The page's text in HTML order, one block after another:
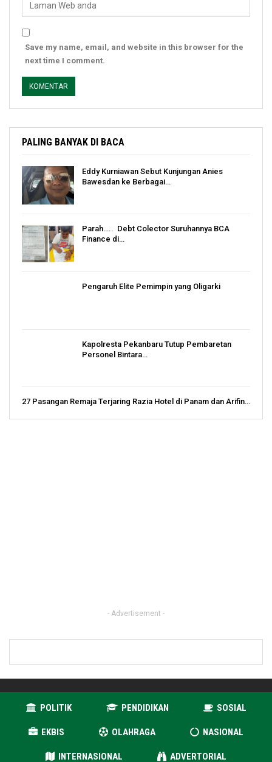
Save my name, email, and website in this browser for the
next time I comment.
PALING BANYAK DI BACA
Eddy Kurniawan Sebut Kunjungan Anies
Bawesdan ke Berbagai…
Parah….. Debt Colector Suruhannya BCA
Finance di…
Pengaruh Elite Pemimpin yang Oligarki
Kapolresta Pekanbaru Tutup Pembaretan
Personel Bintara…
27 Pasangan Remaja Terjaring Razia Hotel di Panam dan Arifin…
- Advertisement -
POLITIK PENDIDIKAN SOSIAL
EKBIS OLAHRAGA NASIONAL
INTERNASIONAL ADVERTORIAL